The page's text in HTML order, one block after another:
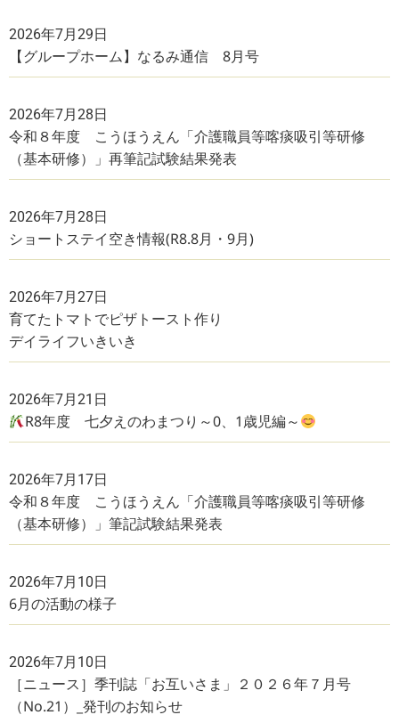
2026年7月29日
【グループホーム】なるみ通信 8月号
2026年7月28日
令和８年度 こうほうえん「介護職員等喀痰吸引等研修
（基本研修）」再筆記試験結果発表
2026年7月28日
ショートステイ空き情報(R8.8月・9月)
2026年7月27日
育てたトマトでピザトースト作り
デイライフいきいき
2026年7月21日
R8年度 七夕えのわまつり～0、1歳児編～
2026年7月17日
令和８年度 こうほうえん「介護職員等喀痰吸引等研修
（基本研修）」筆記試験結果発表
2026年7月10日
6月の活動の様子
2026年7月10日
［ニュース］季刊誌「お互いさま」２０２６年７月号
（No.21）_発刊のお知らせ